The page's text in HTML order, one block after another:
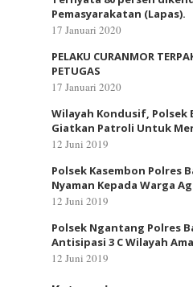
Pemasyarakatan (Lapas).
17 Januari 2020
PELAKU CURANMOR
PETUGAS
17 Januari 2020
Wilayah Kondusif, Polsek
Giatkan Patroli Untuk
12 Juni 2019
Polsek Kasembon Polres
Nyaman Kepada Warga
12 Juni 2019
Polsek Ngantang Polres
Antisipasi 3 C Wilayah
12 Juni 2019